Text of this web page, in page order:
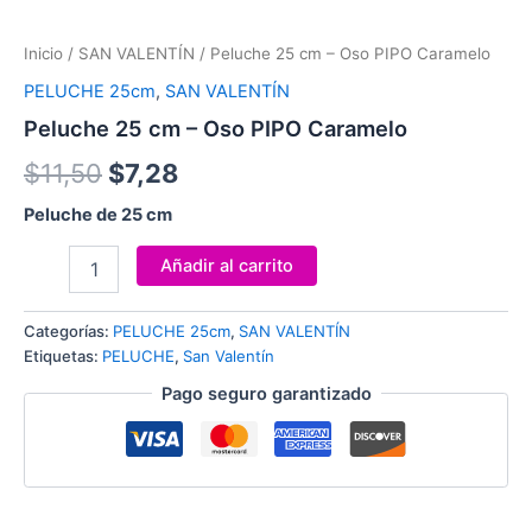
Inicio / SAN VALENTÍN / Peluche 25 cm – Oso PIPO Caramelo
PELUCHE 25cm, SAN VALENTÍN
Peluche 25 cm – Oso PIPO Caramelo
$11,50 $7,28
Peluche de 25 cm
Añadir al carrito
Categorías: PELUCHE 25cm, SAN VALENTÍN
Etiquetas: PELUCHE, San Valentín
Pago seguro garantizado